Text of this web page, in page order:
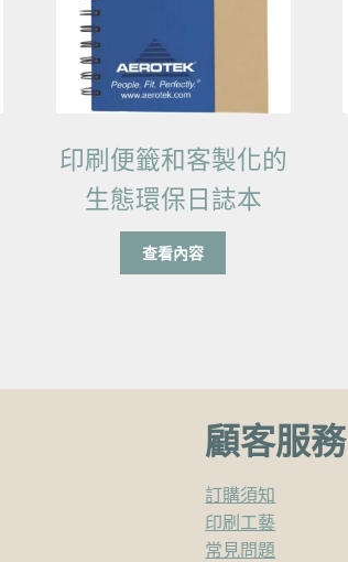
印刷便籤和客製化的
生態環保日誌本
查看內容
顧客服務
訂購須知
印刷工藝
常見問題